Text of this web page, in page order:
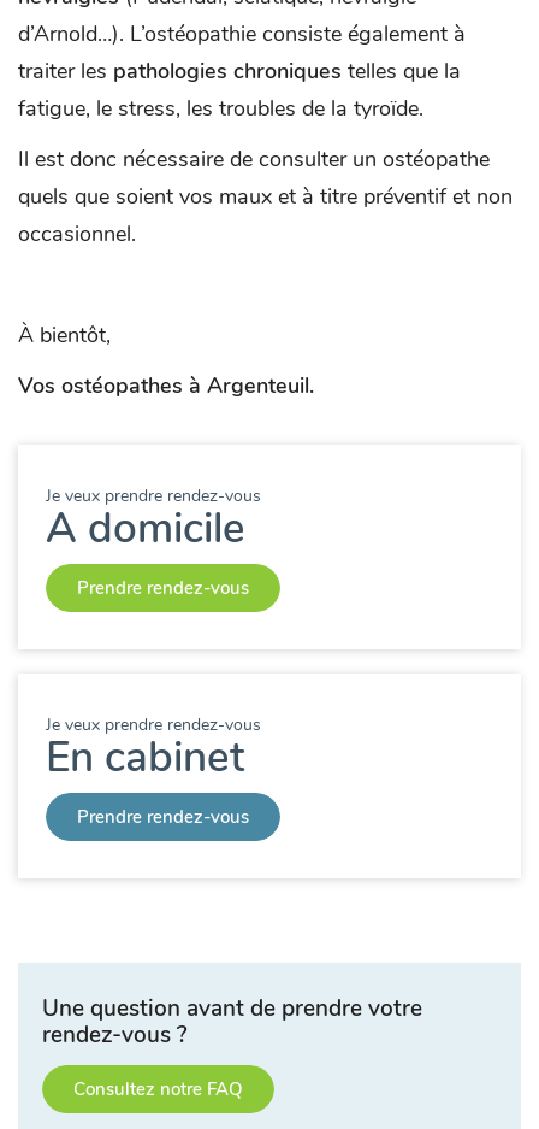
d’Arnold…). L’ostéopathie consiste également à
traiter les pathologies chroniques telles que la
fatigue, le stress, les troubles de la tyroïde.
Il est donc nécessaire de consulter un ostéopathe
quels que soient vos maux et à titre préventif et non
occasionnel.
À bientôt,
Vos ostéopathes à Argenteuil.
Je veux prendre rendez-vous
A domicile
Prendre rendez-vous
Je veux prendre rendez-vous
En cabinet
Prendre rendez-vous
Une question avant de prendre votre
rendez-vous ?
Consultez notre FAQ